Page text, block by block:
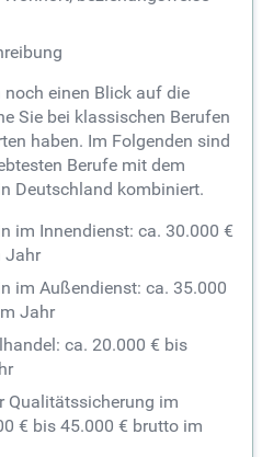
einen Blick auf die
Sie bei klassischen Berufen
haben. Im Folgenden sind
Berufe mit dem
Deutschland kombiniert.
im Innendienst: ca. 30.000 €
Jahr
im Außendienst: ca. 35.000
Jahr
ca. 20.000 € bis
Qualitätssicherung im
€ bis 45.000 € brutto im